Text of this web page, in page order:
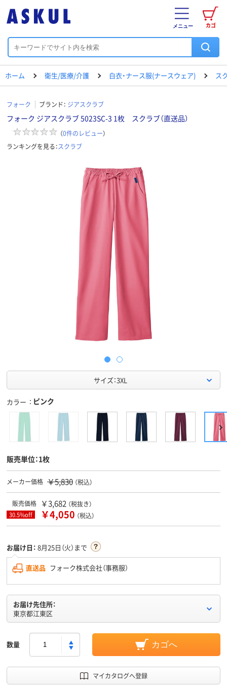
カゴ
メニュー
ホーム 衛生/医療/介護 白衣・ナース服(ナースウェア) ス
フォーク ブランド： ジアスクラブ
フォーク ジアスクラブ 5023SC-3 1枚 スクラブ（直送品）
（0件のレビュー）
ランキングを見る：スクラブ
サイズ：3XL
カラー ピンク
販売単位：1枚
メーカー価格 ￥5,830 （税込）
販売価格 ￥3,682 （税抜き）
30.5%off ￥4,050 （税込）
お届け日： 8月25日（火）まで
直送品 フォーク株式会社（事務服）
お届け先住所：
東京都江東区
数量 カゴへ
マイカタログへ登録